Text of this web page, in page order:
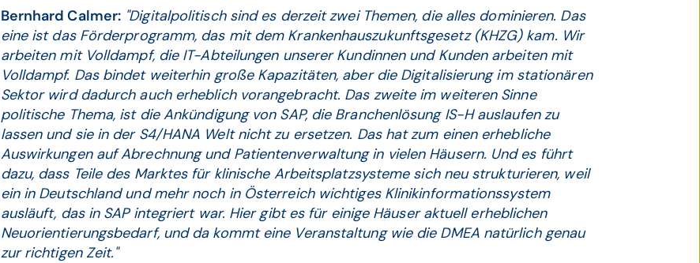
Bernhard Calmer: "Digitalpolitisch sind es derzeit zwei Themen, die alles dominieren. Das
eine ist das Förderprogramm, das mit dem Krankenhauszukunftsgesetz (KHZG) kam. Wir
arbeiten mit Volldampf, die IT-Abteilungen unserer Kundinnen und Kunden arbeiten mit
Volldampf. Das bindet weiterhin große Kapazitäten, aber die Digitalisierung im stationären
Sektor wird dadurch auch erheblich vorangebracht. Das zweite im weiteren Sinne
politische Thema, ist die Ankündigung von SAP, die Branchenlösung IS-H auslaufen zu
lassen und sie in der S4/HANA Welt nicht zu ersetzen. Das hat zum einen erhebliche
Auswirkungen auf Abrechnung und Patientenverwaltung in vielen Häusern. Und es führt
dazu, dass Teile des Marktes für klinische Arbeitsplatzsysteme sich neu strukturieren, weil
ein in Deutschland und mehr noch in Österreich wichtiges Klinikinformationssystem
ausläuft, das in SAP integriert war. Hier gibt es für einige Häuser aktuell erheblichen
Neuorientierungsbedarf, und da kommt eine Veranstaltung wie die DMEA natürlich genau
zur richtigen Zeit."